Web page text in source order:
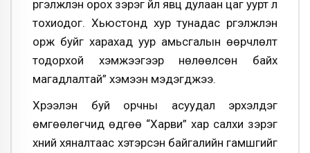
үргэлжлэн орох зэрэг үйл явц дулаан цаг уурт л
тохиодог. Хьюстонд хур тунадас үргэлжлэн
орж буйг харахад уур амьсгалын өөрчлөлт
тодорхой хэмжээгээр нөлөөлсөн байх
магадлалтай” хэмээн мэдэгджээ.
Хүрээлэн буй орчны асуудал эрхэлдэг
өмгөөлөгчид өдгөө “Харви” хар салхи зэрэг
хүний хяналтаас хэтэрсэн байгалийн гамшгийг